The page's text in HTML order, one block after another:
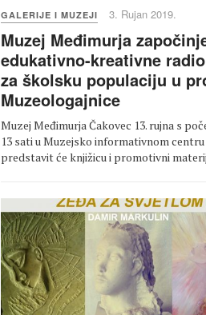
GALERIJE I MUZEJI 3. Rujan 2019.
Muzej Međimurja
edukativno-kreativne
za školsku populaciju u
Muzeologajnice
Muzej Međimurja Čakovec 13. rujna s
13 sati u Muzejsko informativnom centru
predstavit će knjižicu i promotivni